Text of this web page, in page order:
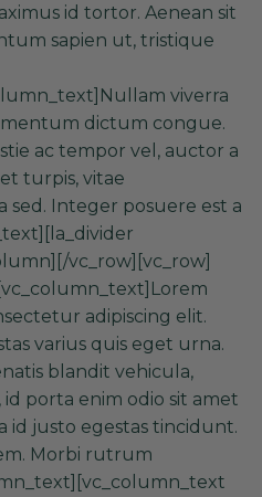
id tortor. Aenean sit
sapien ut, tristique
viverra
dictum congue.
ac tempor vel, auctor a
turpis, vitae
sed. Integer posuere est a
vc_row][vc_row]
adipiscing elit.
varius quis eget urna.
blandit vehicula,
porta enim odio sit amet
id justo egestas tincidunt.
Morbi rutrum